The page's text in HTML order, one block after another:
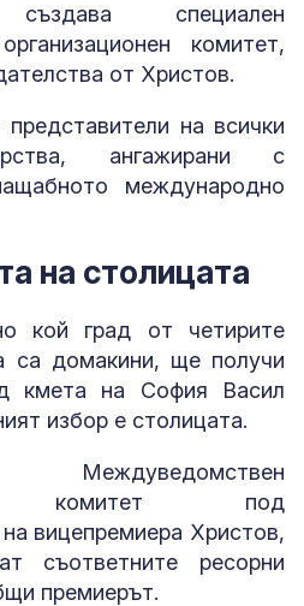
създава специален
комитет,
от Христов.
на всички
ангажирани с
международно
на столицата
кой град от четирите
са домакини, ще получи
кмета на София Васил
избор е столицата.
комитет под
вицепремиера Христов,
съответните ресорни
премиерът.